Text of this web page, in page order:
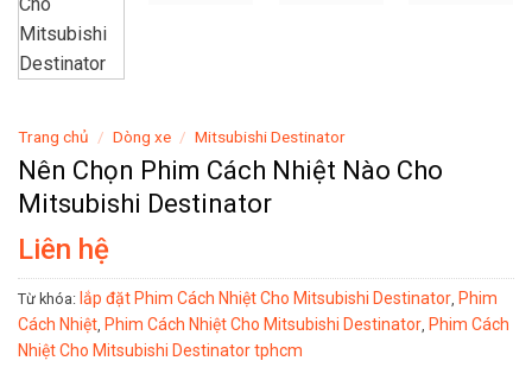
Trang chủ / Dòng xe / Mitsubishi Destinator
Nên Chọn Phim Cách Nhiệt Nào Cho
Mitsubishi Destinator
Liên hệ
Từ khóa: lắp đặt Phim Cách Nhiệt Cho Mitsubishi Destinator, Phim
Cách Nhiệt, Phim Cách Nhiệt Cho Mitsubishi Destinator, Phim Cách
Nhiệt Cho Mitsubishi Destinator tphcm